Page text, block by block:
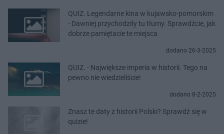
QUIZ. Legendarne kina w kujawsko-pomorskim
- Dawniej przychodziły tu tłumy. Sprawdźcie, jak
dobrze pamiętacie te miejsca
dodano 26-3-2025
QUIZ. - Największe imperia w historii. Tego na
pewno nie wiedzieliście!
dodano 8-2-2025
Znasz te daty z historii Polski? Sprawdź się w
quizie!